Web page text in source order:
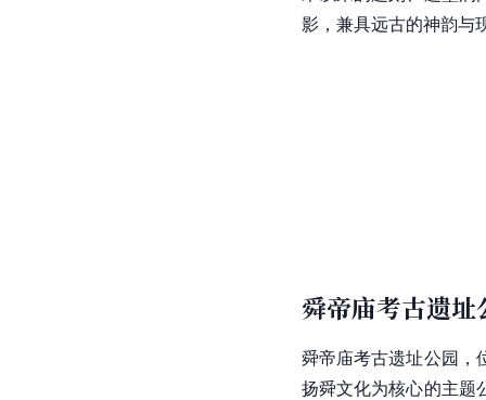
影，兼具远古的神韵与
舜帝庙考古遗址
舜帝庙考古遗址公园，
扬舜文化为核心的主题